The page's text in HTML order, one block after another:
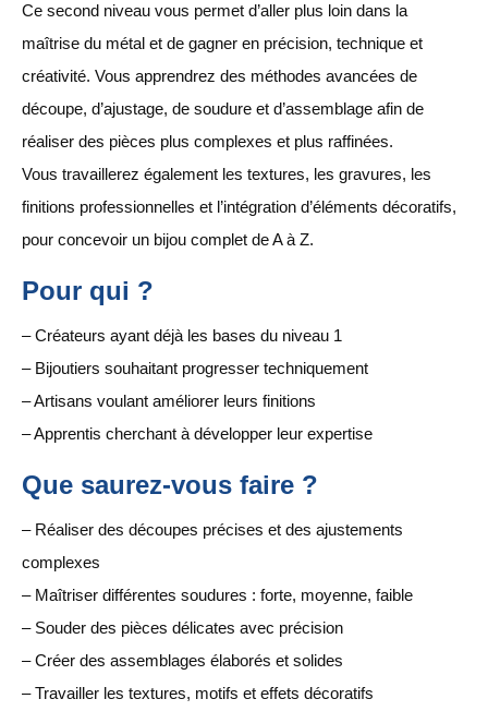
Ce second niveau vous permet d’aller plus loin dans la
maîtrise du métal et de gagner en précision, technique et
créativité. Vous apprendrez des méthodes avancées de
découpe, d’ajustage, de soudure et d’assemblage afin de
réaliser des pièces plus complexes et plus raffinées.
Vous travaillerez également les textures, les gravures, les
finitions professionnelles et l’intégration d’éléments décoratifs,
pour concevoir un bijou complet de A à Z.
Pour qui ?
– Créateurs ayant déjà les bases du niveau 1
– Bijoutiers souhaitant progresser techniquement
– Artisans voulant améliorer leurs finitions
– Apprentis cherchant à développer leur expertise
Que saurez-vous faire ?
– Réaliser des découpes précises et des ajustements
complexes
– Maîtriser différentes soudures : forte, moyenne, faible
– Souder des pièces délicates avec précision
– Créer des assemblages élaborés et solides
– Travailler les textures, motifs et effets décoratifs